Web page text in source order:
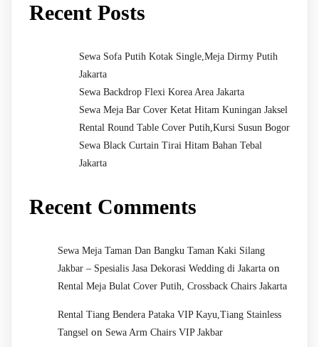
Recent Posts
Sewa Sofa Putih Kotak Single,Meja Dirmy Putih
Jakarta
Sewa Backdrop Flexi Korea Area Jakarta
Sewa Meja Bar Cover Ketat Hitam Kuningan Jaksel
Rental Round Table Cover Putih,Kursi Susun Bogor
Sewa Black Curtain Tirai Hitam Bahan Tebal
Jakarta
Recent Comments
Sewa Meja Taman Dan Bangku Taman Kaki Silang
Jakbar – Spesialis Jasa Dekorasi Wedding di Jakarta on
Rental Meja Bulat Cover Putih, Crossback Chairs Jakarta
Rental Tiang Bendera Pataka VIP Kayu,Tiang Stainless
Tangsel on Sewa Arm Chairs VIP Jakbar